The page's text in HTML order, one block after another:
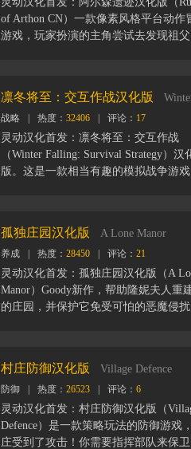
们的药剂，当拯救了足够的病人数后，
就结束了。
of Arthon CN）一款像素风格平台动作
游戏，玩家扮演的主角尝试去发现祖
可取得不同的装备和道具来不断增强
性。该游戏受《空洞骑士Hollow
发而制作，游戏主要玩法集中于探索和
的操作节奏。
凛冬将至：交互作战汉化版
战略 热度： 32406 评论： 17
灵动汉化首发：凛冬将至：交互作战
（Winter Falling: Survival Strategy）汉
版。这是一款相当有趣的模拟战争游
演军队指挥官和亡灵部队进行战斗以
熟悉每个作战单位的特性，并合理布局
亡灵军团一战到底：
– 建造战壕并在需要时烧毁。
– 将各单位放置在战略位置以创建狙
该游戏的灵感来自《权力的游戏》中的
费尔之战。
孤独庄园汉化版
A Lone Manor
养成 热度： 28450 评论： 21
灵动汉化首发：孤独庄园汉化版（A
Manor）Goody新作，帮助隆妮夫人重
的庄园，并保护它免受可怕的恶魔侵
收成后你需要通过烹饪来使幸存者们
间。升级营房，弓箭手的书房等设置来
防护！游戏中你也可以使用各种魔术技
治愈或攻击。
村庄防御汉化版
Village Defence
防御 热度： 26523 评论： 6
灵动汉化首发：村庄防御汉化版（
Defence）是一款策略玩法的防御游戏
庄受到了攻击！你需要指挥部队来保